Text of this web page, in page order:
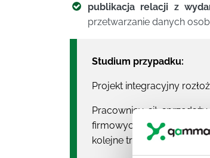
publikacja relacji z
przetwarzanie danych
Studium przypadku:
Projekt integracyjny
Pracownicy sił
firmowych. Ich celem
kolejne trzy miesiące.